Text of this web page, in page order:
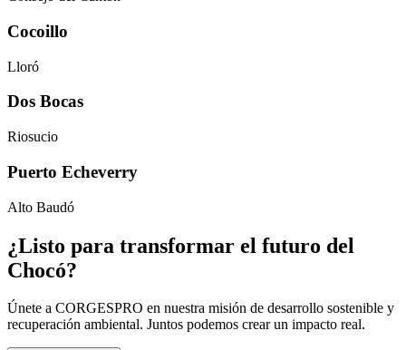
Cocoillo
Lloró
Dos Bocas
Riosucio
Puerto Echeverry
Alto Baudó
¿Listo para transformar el futuro del
Chocó?
Únete a CORGESPRO en nuestra misión de desarrollo sostenible y
recuperación ambiental. Juntos podemos crear un impacto real.